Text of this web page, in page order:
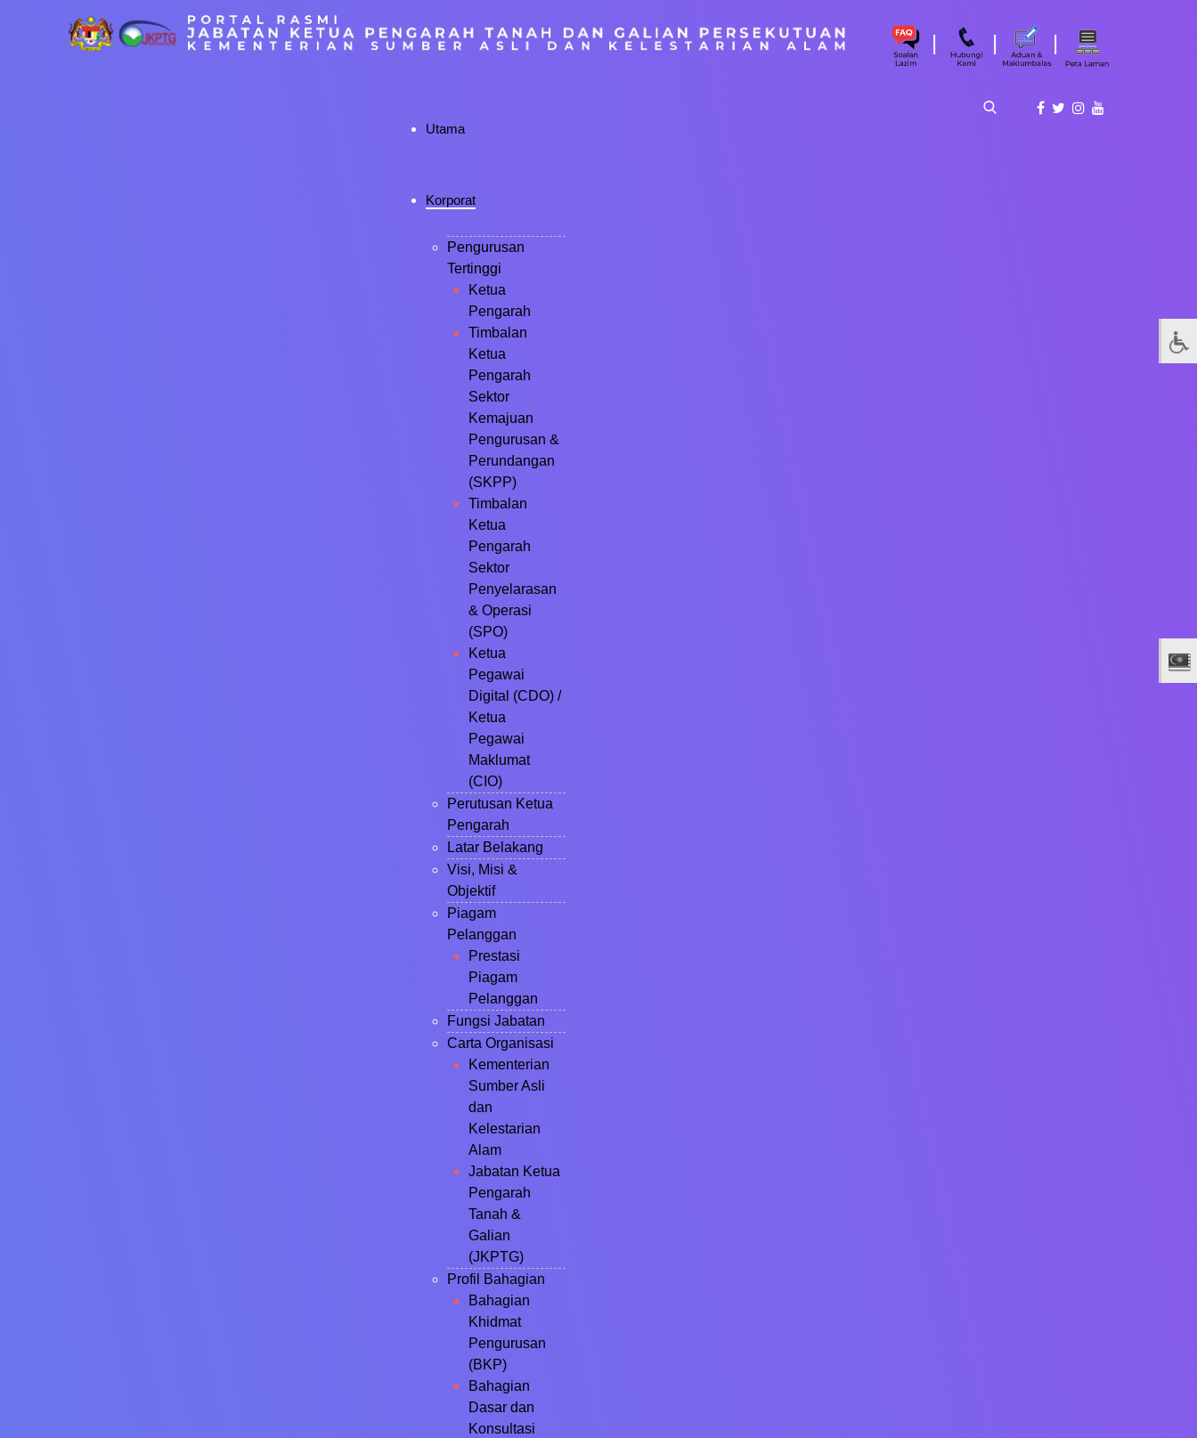
| | |
Utama
Korporat
Pengurusan
Tertinggi
Ketua
Pengarah
Timbalan
Ketua
Pengarah
Sektor
Kemajuan
Pengurusan &
Perundangan
(SKPP)
Timbalan
Ketua
Pengarah
Sektor
Penyelarasan
& Operasi
(SPO)
Ketua
Pegawai
Digital (CDO) /
Ketua
Pegawai
Maklumat
(CIO)
Perutusan Ketua
Pengarah
Latar Belakang
Visi, Misi &
Objektif
Piagam
Pelanggan
Prestasi
Piagam
Pelanggan
Fungsi Jabatan
Carta Organisasi
Kementerian
Sumber Asli
dan
Kelestarian
Alam
Jabatan Ketua
Pengarah
Tanah &
Galian
(JKPTG)
Profil Bahagian
Bahagian
Khidmat
Pengurusan
(BKP)
Bahagian
Dasar dan
Konsultasi